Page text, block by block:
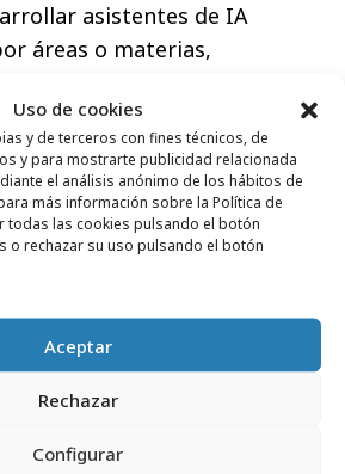
Uso de cookies
y de terceros con fines técnicos, de
y para mostrarte publicidad relacionada
el análisis anónimo de los hábitos de
más información sobre la Política de
todas las cookies pulsando el botón
o rechazar su uso pulsando el botón
Aceptar
Rechazar
Configurar
asistentes de IA
áreas o materias,
a cualquier persona y